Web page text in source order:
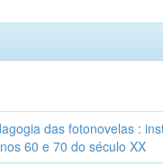
das fotonovelas :
60 e 70 do século XX